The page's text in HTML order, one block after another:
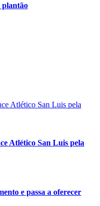
plantão
Atlético San Luis pela
e passa a oferecer